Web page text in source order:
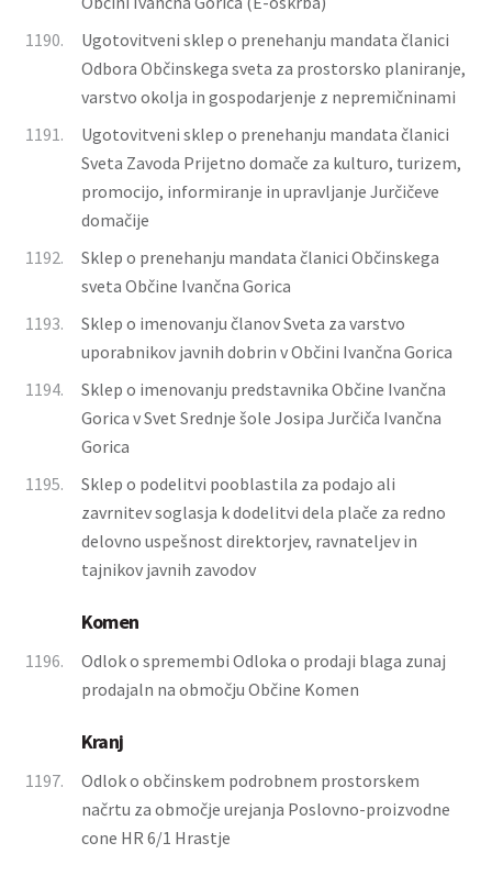
1190.
Ugotovitveni sklep o prenehanju mandata članici
Odbora Občinskega sveta za prostorsko planiranje,
varstvo okolja in gospodarjenje z nepremičninami
1191.
Ugotovitveni sklep o prenehanju mandata članici
Sveta Zavoda Prijetno domače za kulturo, turizem,
promocijo, informiranje in upravljanje Jurčičeve
domačije
1192.
Sklep o prenehanju mandata članici Občinskega
sveta Občine Ivančna Gorica
1193.
Sklep o imenovanju članov Sveta za varstvo
uporabnikov javnih dobrin v Občini Ivančna Gorica
1194.
Sklep o imenovanju predstavnika Občine Ivančna
Gorica v Svet Srednje šole Josipa Jurčiča Ivančna
Gorica
1195.
Sklep o podelitvi pooblastila za podajo ali
zavrnitev soglasja k dodelitvi dela plače za redno
delovno uspešnost direktorjev, ravnateljev in
tajnikov javnih zavodov
Komen
1196.
Odlok o spremembi Odloka o prodaji blaga zunaj
prodajaln na območju Občine Komen
Kranj
1197.
Odlok o občinskem podrobnem prostorskem
načrtu za območje urejanja Poslovno-proizvodne
cone HR 6/1 Hrastje